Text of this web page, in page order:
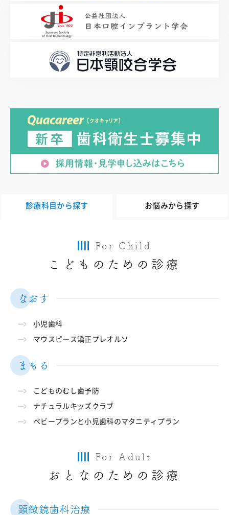
診療科目から探す お悩みから探す
For Child
こどものための診療
なおす
小児歯科
マウスピース矯正プレオルソ
まもる
こどものむし歯予防
ナチュラルキッズクラブ
ベビープランと小児歯科のマタニティプラン
For Adult
おとなのための診療
顕微鏡歯科治療